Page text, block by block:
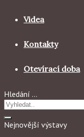
Videa
Kontakty
Otevírací doba
Hledání …
Nejnovější výstavy